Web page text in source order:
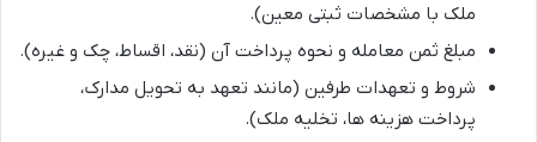
ملک با مشخصات ثبتی معین).
مبلغ ثمن معامله و نحوه پرداخت آن (نقد، اقساط، چک و غیره).
شروط و تعهدات طرفین (مانند تعهد به تحویل مدارک،
پرداخت هزینه ها، تخلیه ملک).